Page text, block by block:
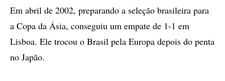
Em abril de 2002, preparando a seleção brasileira para
a Copa da Ásia, conseguiu um empate de 1-1 em
Lisboa. Ele trocou o Brasil pela Europa depois do penta
no Japão.